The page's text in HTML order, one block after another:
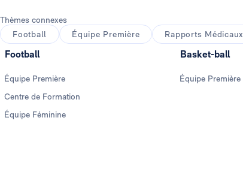
Thèmes connexes
Football
Équipe Première Rapports Médicaux
Football
Équipe Première
Centre de Formation
Équipe Féminine
Basket-ball
Équipe Première